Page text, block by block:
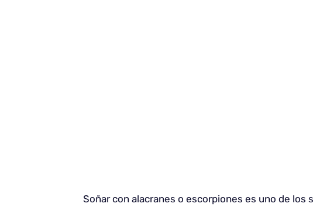
Soñar con alacranes o escorpiones es uno de